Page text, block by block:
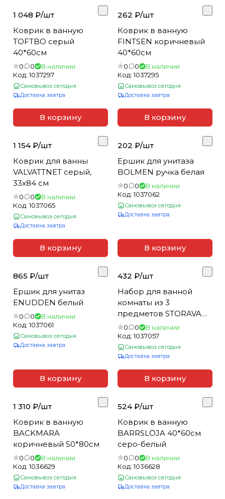
ы
л
а
н
й
к
н
а
т
ы
/
т
а
л
т
а
о
х
и
ч
с
к
и
в
н
1 048 ₽/шт
Коврик в ванную
TOFTBO серый
40*60см
0 0
В наличии
Код:1037297
Самовывоз сегодня
Доставка завтра
В корзину
262 ₽/шт
Коврик в ванную
FINTSEN коричневый
40*60см
0 0
В наличии
Код:1037295
Самовывоз сегодня
Доставка завтра
В корзину
1 154 ₽/шт
Коврик для ванны
VALVATTNET серый,
33х84 см
0 0
В наличии
Код:1037065
Самовывоз сегодня
Доставка завтра
В корзину
202 ₽/шт
Ершик для унитаза
BOLMEN ручка белая
0 0
В наличии
Код:1037062
Самовывоз сегодня
Доставка завтра
В корзину
865 ₽/шт
Ершик для унитаз
ENUDDEN белый
0 0
В наличии
Код:1037061
Самовывоз сегодня
Доставка завтра
В корзину
432 ₽/шт
Набор для ванной
комнаты из 3
предметов STORAVAN
белый
0 0
В наличии
Код:1037057
Самовывоз сегодня
Доставка завтра
В корзину
1 310 ₽/шт
Коврик в ванную
BACKMARA
коричневый 50*80см
0 0
В наличии
Код:1036629
Самовывоз сегодня
Доставка завтра
524 ₽/шт
Коврик в ванную
BARRSLÖJA 40*60см
серо-белый
0 0
В наличии
Код:1036628
Самовывоз сегодня
Доставка завтра